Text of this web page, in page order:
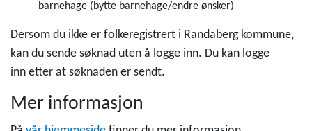
barnehage (bytte barnehage/endre ønsker)
Dersom du ikke er folkeregistrert i Randaberg kommune,
kan du sende søknad uten å logge inn. Du kan logge
inn etter at søknaden er sendt.
Mer informasjon